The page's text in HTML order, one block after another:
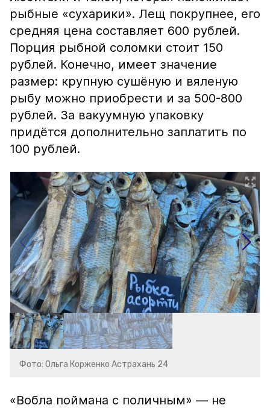
рыбные «сухарики». Лещ покрупнее, его
средняя цена составляет 600 рублей.
Порция рыбной соломки стоит 150
рублей. Конечно, имеет значение
размер: крупную сушёную и вяленую
рыбу можно приобрести и за 500-800
рублей. За вакуумную упаковку
придётся дополнительно заплатить по
100 рублей.
Фото: Ольга Корженко Астрахань 24
«Вобла поймана с поличным» — не